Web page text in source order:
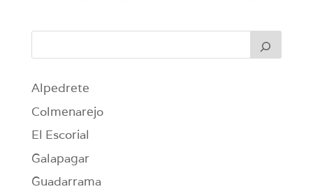
Alpedrete
Colmenarejo
El Escorial
Galapagar
Guadarrama